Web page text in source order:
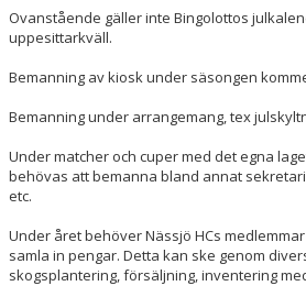
HOCKEYGYMNASIET
DOKUMENT
Ovanstående gäller inte Bingolottos
uppesittarkväll.
Bemanning av kiosk under säsongen
Bemanning under arrangemang, tex
Under matcher och cuper med det egna
behövas att bemanna bland annat
etc.
Under året behöver Nässjö HCs
samla in pengar. Detta kan ske genom
skogsplantering, försäljning, inventering